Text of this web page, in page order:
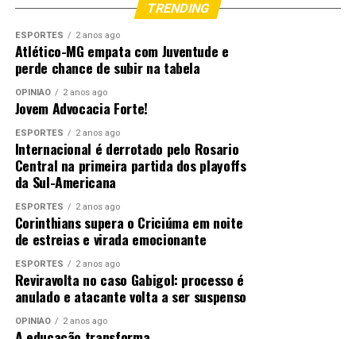
TRENDING
ESPORTES 2 anos ago
Atlético-MG empata com Juventude e
perde chance de subir na tabela
OPINIÃO 2 anos ago
Jovem Advocacia Forte!
ESPORTES 2 anos ago
Internacional é derrotado pelo Rosario
Central na primeira partida dos playoffs
da Sul-Americana
ESPORTES 2 anos ago
Corinthians supera o Criciúma em noite
de estreias e virada emocionante
ESPORTES 2 anos ago
Reviravolta no caso Gabigol: processo é
anulado e atacante volta a ser suspenso
OPINIÃO 2 anos ago